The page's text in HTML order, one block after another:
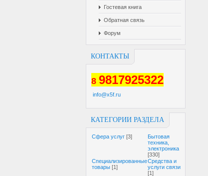
Гостевая книга
Обратная связь
Форум
КОНТАКТЫ
8 9817925322
info@x5f.ru
КАТЕГОРИИ РАЗДЕЛА
Cфера услуг [3]
Бытовая
техника,
электроника
[330]
Специализированные
товары [1]
Средства и
услуги связи
[1]